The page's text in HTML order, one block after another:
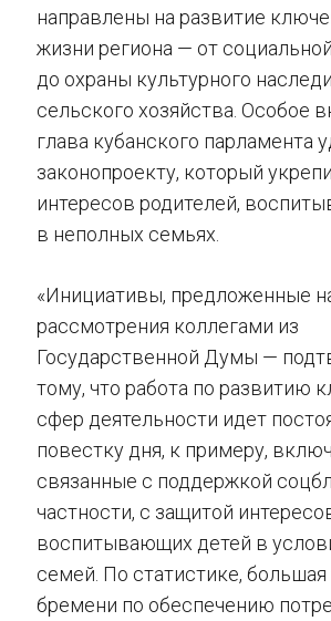
направлены на развитие
жизни региона — от
до охраны культурного
сельского хозяйства. Особое
глава кубанского парламента
законопроекту, который
интересов родителей,
в неполных семьях.
«Инициативы, предложенные
рассмотрения коллегами из
Государственной Думы —
тому, что работа по развитию
сфер деятельности идет
повестку дня, к примеру,
связанные с поддержкой
частности, с защитой
воспитывающих детей в
семей. По статистике, большая
бремени по обеспечению